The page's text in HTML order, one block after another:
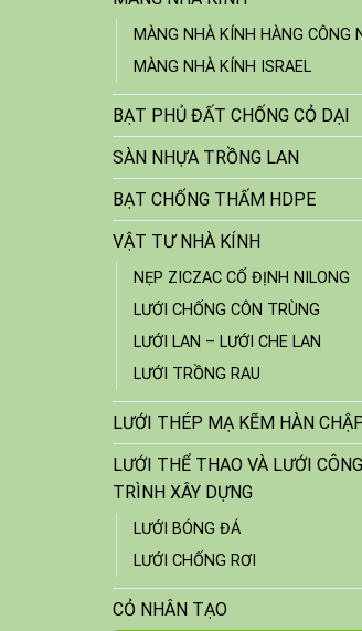
MÀNG NHÀ KÍNH HÀNG CÔNG
MÀNG NHÀ KÍNH ISRAEL
BẠT PHỦ ĐẤT CHỐNG CỎ DẠI
SÀN NHỰA TRỒNG LAN
BẠT CHỐNG THẤM HDPE
VẬT TƯ NHÀ KÍNH
NẸP ZICZAC CỐ ĐỊNH NILONG
LƯỚI CHỐNG CÔN TRÙNG
LƯỚI LAN – LƯỚI CHE LAN
LƯỚI TRỒNG RAU
LƯỚI THÉP MẠ KẼM HÀN
LƯỚI THỂ THAO VÀ LƯỚI CÔNG
TRÌNH XÂY DỰNG
LƯỚI BÓNG ĐÁ
LƯỚI CHỐNG RƠI
CỎ NHÂN TẠO